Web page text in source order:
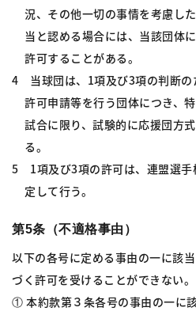
況、その他一切の事情を考慮し
当と認める場合には、当該団体
許可することがある。
4 当球団は、1項及び3項の判断の
許可申請等を行う団体につき、
試合に限り、試験的に応援団方
る。
5 1項及び3項の許可は、連盟選手
定して行う。
第5条（不適格事由）
以下の各号に定める事由の一に該
づく許可を受けることができない。
① 本約款第３条各号の事由の一に